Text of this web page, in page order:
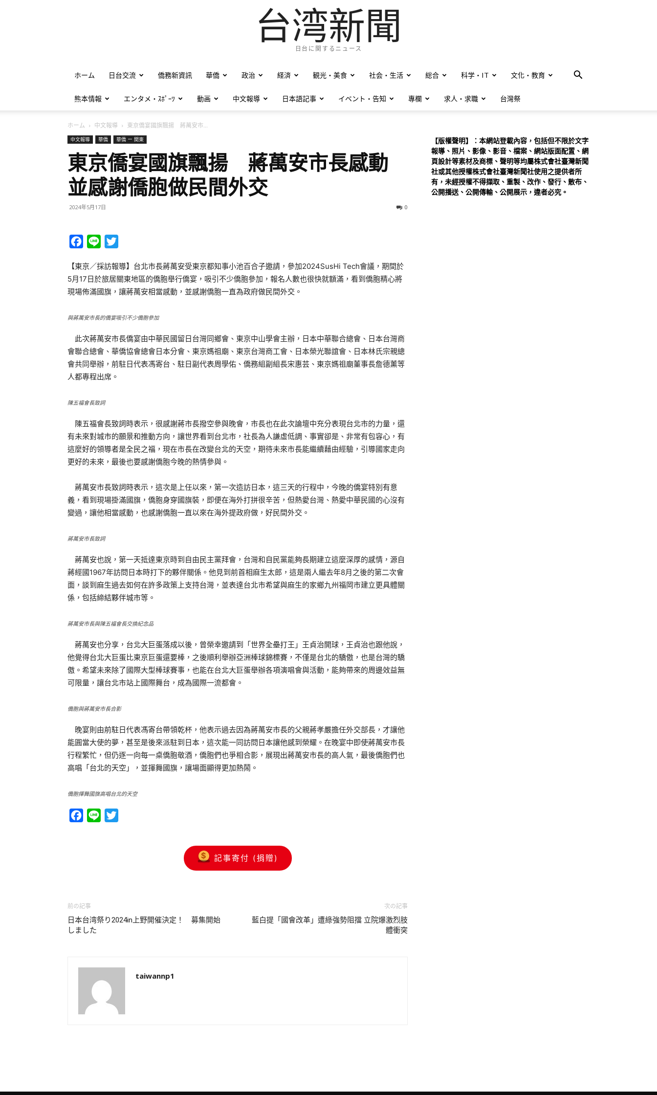
台湾新聞
日台に関するニュース
ホーム 日台交流 僑務新資訊 華僑 政治 経済 観光・美食 社会・生活 総合 科学・IT 文化・教育
熊本情報 エンタメ・ｽﾎﾟｰﾂ 動画 中文報導 日本語記事 イベント・告知 專欄 求人・求職 台灣祭
ホーム 中文報導 東京僑宴國旗飄揚 蔣萬安市...
中文報導 華僑 華僑 ー 関東
東京僑宴國旗飄揚 蔣萬安市長感動
並感謝僑胞做民間外交
2024年5月17日 0
Facebook
Line
【東京／採訪報導】台北市長蔣萬安受東京都知事小池百合子邀請，參加2024SusHi Tech會議，期間於
5月17日於旅居關東地區的僑胞舉行僑宴，吸引不少僑胞參加，報名人數也很快就額滿，看到僑胞精心將
現場佈滿國旗，讓蔣萬安相當感動，並感謝僑胞一直為政府做民間外交。
與蔣萬安市長的僑宴吸引不少僑胞參加
此次蔣萬安市長僑宴由中華民國留日台灣同鄉會、東京中山學會主辦，日本中華聯合總會、日本台灣商
會聯合總會、華僑協會總會日本分會、東京媽祖廟、東京台灣商工會、日本榮光聯誼會、日本林氏宗親總
會共同舉辦，前駐日代表馮寄台、駐日副代表周學佑、僑務組副組長宋惠芸、東京媽祖廟董事長詹德薰等
人都專程出席。
陳五福會長致詞
陳五福會長致詞時表示，很感謝蔣市長撥空參與晚會，市長也在此次論壇中充分表現台北市的力量，還
有未來對城市的願景和推動方向，讓世界看到台北市，社長為人謙虛低調、事實卻是、非常有包容心，有
這麼好的領導者是全民之福，現在市長在改變台北的天空，期待未來市長能繼續藉由經驗，引導國家走向
更好的未來，最後也要感謝僑胞今晚的熱情參與。
蔣萬安市長致詞時表示，這次是上任以來，第一次造訪日本，這三天的行程中，今晚的僑宴特別有意
義，看到現場掛滿國旗，僑胞身穿國旗裝，即便在海外打拼很辛苦，但熱愛台灣、熱愛中華民國的心沒有
變過，讓他相當感動，也感謝僑胞一直以來在海外提政府做，好民間外交。
蔣萬安市長致詞
蔣萬安也說，第一天抵達東京時到自由民主黨拜會，台灣和自民黨能夠長期建立這麼深厚的感情，源自
蔣經國1967年訪問日本時打下的夥伴關係。他見到前首相麻生太郎，這是兩人繼去年8月之後的第二次會
面，談到麻生過去如何在許多政策上支持台灣，並表達台北市希望與麻生的家鄉九州福岡市建立更具體關
係，包括締結夥伴城市等。
蔣萬安市長與陳五福會長交換紀念品
蔣萬安也分享，台北大巨蛋落成以後，曾榮幸邀請到「世界全壘打王」王貞治開球，王貞治也跟他說，
他覺得台北大巨蛋比東京巨蛋還要棒，之後順利舉辦亞洲棒球錦標賽，不僅是台北的驕傲，也是台灣的驕
傲。希望未來除了國際大型棒球賽事，也能在台北大巨蛋舉辦各項演唱會與活動，能夠帶來的周邊效益無
可限量，讓台北市站上國際舞台，成為國際一流都會。
僑胞與蔣萬安市長合影
晚宴則由前駐日代表馮寄台帶領乾杯，他表示過去因為蔣萬安市長的父親蔣孝嚴擔任外交部長，才讓他
能圓當大使的夢，甚至是後來派駐到日本，這次能一同訪問日本讓他感到榮耀。在晚宴中即使蔣萬安市長
行程繁忙，但仍逐一向每一桌僑胞敬酒，僑胞們也爭相合影，展現出蔣萬安市長的高人氣，最後僑胞們也
高唱「台北的天空」，並揮舞國旗，讓場面顯得更加熱鬧。
僑胞揮舞國旗高唱台北的天空
Facebook
Line
記事寄付 (捐贈)
前の記事
日本台湾祭り2024in上野開催決定！ 募集開始
しました
次の記事
藍白提「國會改革」遭綠強勢阻擋 立院爆激烈肢
體衝突
taiwannp1
【版權聲明】：本網站登載內容，包括但不限於文字
報導、照片、影像、影音、檔案、網站版面配置、網
頁設計等素材及商標、聲明等均屬株式會社臺灣新聞
社或其他授權株式會社臺灣新聞社使用之提供者所
有，未經授權不得擷取、重製、改作、發行、散布、
公開播送、公開傳輸、公開展示，違者必究。